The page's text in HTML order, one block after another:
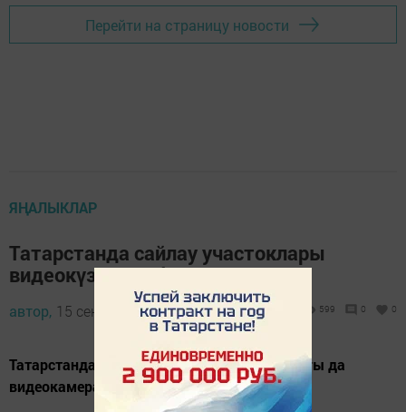
Перейти на страницу новости
ЯҢАЛЫКЛАР
Татарстанда сайлау участоклары
видеокүзәтүдә булачак
автор, 15 сентябрь 2021 - 15:42 599 0 0
Татарстанда барлык 2,8 мең сайлау участогы да
видеокамералар белән тәэмин ителгән.